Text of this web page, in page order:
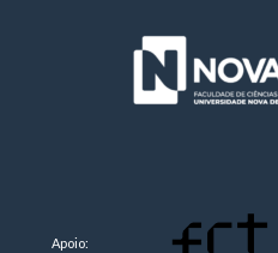
Apoio: